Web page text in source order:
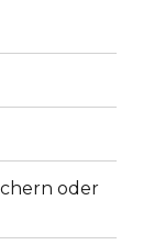
oder